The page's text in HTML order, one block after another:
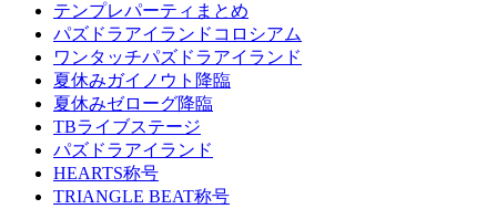
テンプレパーティまとめ
パズドラアイランドコロシアム
ワンタッチパズドラアイランド
夏休みガイノウト降臨
夏休みゼローグ降臨
TBライブステージ
パズドラアイランド
HEARTS称号
TRIANGLE BEAT称号